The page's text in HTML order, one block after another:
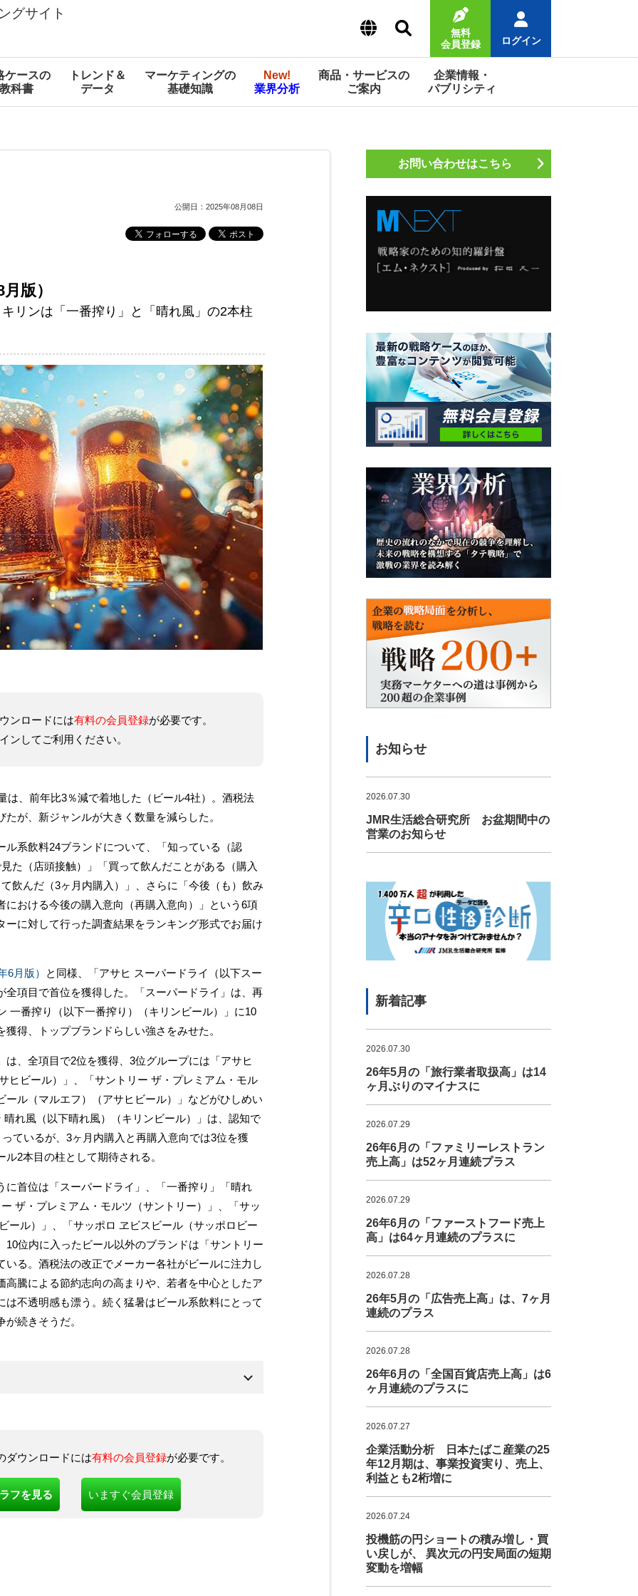
グサイト
無料
会員登録
ログイン
ケースの
科書
トレンド＆
データ
マーケティングの
基礎知識
New!
業界分析
商品・サービスの
ご案内
企業情報・
パブリシティ
公開日：2025年08月08日
版）
リンは「一番搾り」と「晴れ風」の2本柱
ンロードには有料の会員登録が必要です。
ンしてご利用ください。
、前年比3％減で着地した（ビール4社）。酒税法
が、新ジャンルが大きく数量を減らした。
系飲料24ブランドについて、「知っている（認
た（店頭接触）」「買って飲んだことがある（購入
飲んだ（3ヶ月内購入）」、さらに「今後（も）飲み
おける今後の購入意向（再購入意向）」という6項
に対して行った調査結果をランキング形式でお届け
6月版）
と同様、「アサヒ スーパードライ（以下スー
全項目で首位を獲得した。「スーパードライ」は、再
一番搾り（以下一番搾り）（キリンビール）」に10
得、トップブランドらしい強さをみせた。
、全項目で2位を獲得、3位グループには「アサヒ
ヒビール）」、「サントリー ザ・プレミアム・モル
ル（マルエフ）（アサヒビール）」などがひしめい
れ風（以下晴れ風）（キリンビール）」は、認知で
ているが、3ヶ月内購入と再購入意向では3位を獲
2本目の柱として期待される。
首位は「スーパードライ」、「一番搾り」「晴れ
ザ・プレミアム・モルツ（サントリー）」、「サッ
ール）」、「サッポロ ヱビスビール（サッポロビー
位内に入ったビール以外のブランドは「サントリー
る。酒税法の改正でメーカー各社がビールに注力し
騰による節約志向の高まりや、若者を中心としたア
不透明感も漂う。続く猛暑はビール系飲料にとって
続きそうだ。
ダウンロードには有料の会員登録が必要です。
フを見る いますぐ会員登録
お問い合わせはこちら
お知らせ
2026.07.30
JMR生活総合研究所 お盆期間中の
営業のお知らせ
新着記事
2026.07.30
26年5月の「旅行業者取扱高」は14
ヶ月ぶりのマイナスに
2026.07.29
26年6月の「ファミリーレストラン
売上高」は52ヶ月連続プラス
2026.07.29
26年6月の「ファーストフード売上
高」は64ヶ月連続のプラスに
2026.07.28
26年5月の「広告売上高」は、7ヶ月
連続のプラス
2026.07.28
26年6月の「全国百貨店売上高」は6
ヶ月連続のプラスに
2026.07.27
企業活動分析 日本たばこ産業の25
年12月期は、事業投資実り、売上、
利益とも2桁増に
2026.07.24
投機筋の円ショートの積み増し・買
い戻しが、 異次元の円安局面の短期
変動を増幅